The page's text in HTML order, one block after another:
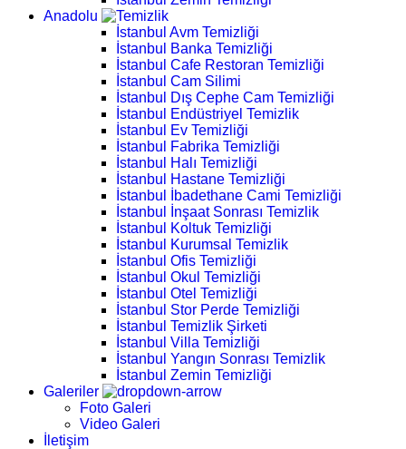
Anadolu
İstanbul Avm Temizliği
İstanbul Banka Temizliği
İstanbul Cafe Restoran Temizliği
İstanbul Cam Silimi
İstanbul Dış Cephe Cam Temizliği
İstanbul Endüstriyel Temizlik
İstanbul Ev Temizliği
İstanbul Fabrika Temizliği
İstanbul Halı Temizliği
İstanbul Hastane Temizliği
İstanbul İbadethane Cami Temizliği
İstanbul İnşaat Sonrası Temizlik
İstanbul Koltuk Temizliği
İstanbul Kurumsal Temizlik
İstanbul Ofis Temizliği
İstanbul Okul Temizliği
İstanbul Otel Temizliği
İstanbul Stor Perde Temizliği
İstanbul Temizlik Şirketi
İstanbul Villa Temizliği
İstanbul Yangın Sonrası Temizlik
İstanbul Zemin Temizliği
Galeriler
Foto Galeri
Video Galeri
İletişim